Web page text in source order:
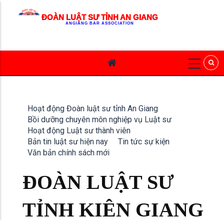
ĐOÀN LUẬT SƯ TỈNH AN GIANG
ANGIANG BAR ASSOCIATION
Hoạt động Đoàn luật sư tỉnh An Giang
Bồi dưỡng chuyên môn nghiệp vụ Luật sư
Hoạt động Luật sư thành viên
Bản tin luật sư hiện nay
Tin tức sự kiện
Văn bản chính sách mới
ĐOÀN LUẬT SƯ
TỈNH KIÊN GIANG